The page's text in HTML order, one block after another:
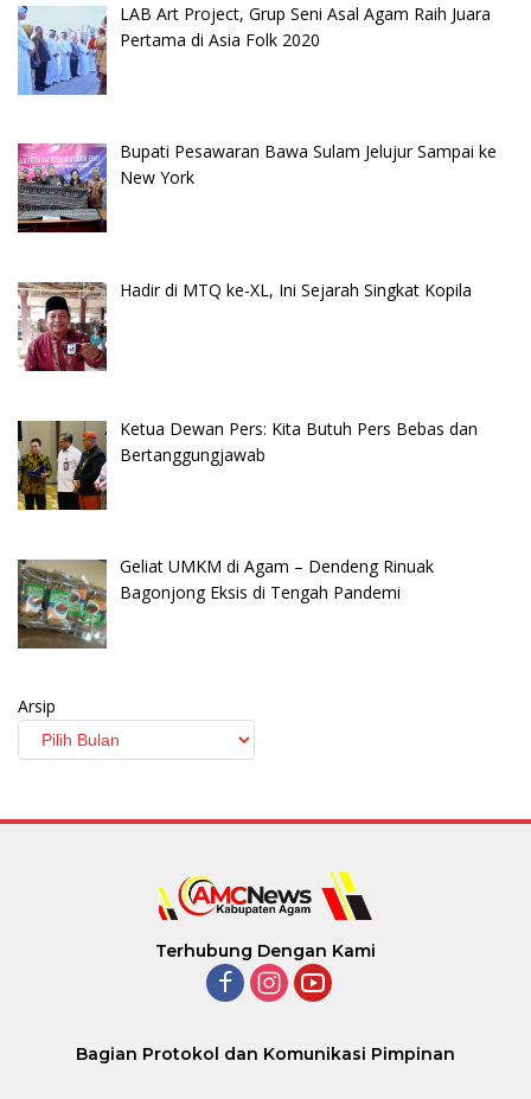
LAB Art Project, Grup Seni Asal Agam Raih Juara
Pertama di Asia Folk 2020
Bupati Pesawaran Bawa Sulam Jelujur Sampai ke
New York
Hadir di MTQ ke-XL, Ini Sejarah Singkat Kopila
Ketua Dewan Pers: Kita Butuh Pers Bebas dan
Bertanggungjawab
Geliat UMKM di Agam – Dendeng Rinuak
Bagonjong Eksis di Tengah Pandemi
Arsip
Terhubung Dengan Kami
Bagian Protokol dan Komunikasi Pimpinan